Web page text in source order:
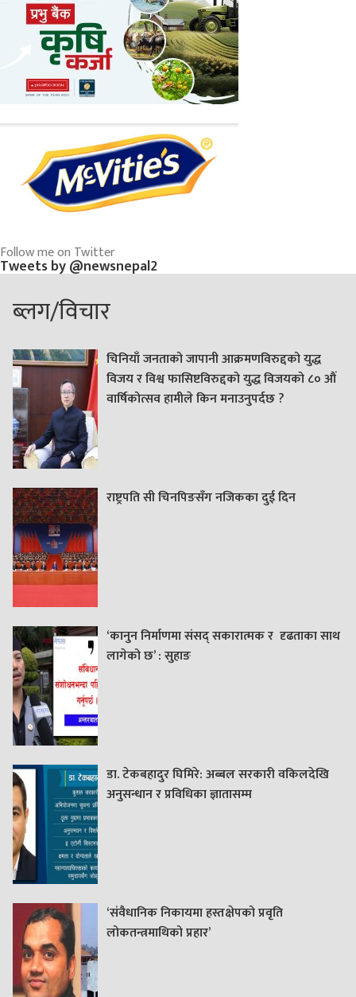
Follow me on Twitter
Tweets by @newsnepal2
ब्लग/विचार
चिनियाँ जनताको जापानी आक्रमणविरुद्दको युद्ध
विजय र विश्व फासिष्टविरुद्दको युद्ध विजयको ८० औं
वार्षिकोत्सव हामीले किन मनाउनुपर्दछ ?
राष्ट्रपति सी चिनपिङसँग नजिकका दुई दिन
‘कानुन निर्माणमा संसद् सकारात्मक र दृढताका साथ
लागेको छ’ : सुहाङ
डा. टेकबहादुर घिमिरे: अब्बल सरकारी वकिलदेखि
अनुसन्धान र प्रविधिका ज्ञातासम्म
‘संवैधानिक निकायमा हस्तक्षेपको प्रवृति
लोकतन्त्रमाथिको प्रहार’